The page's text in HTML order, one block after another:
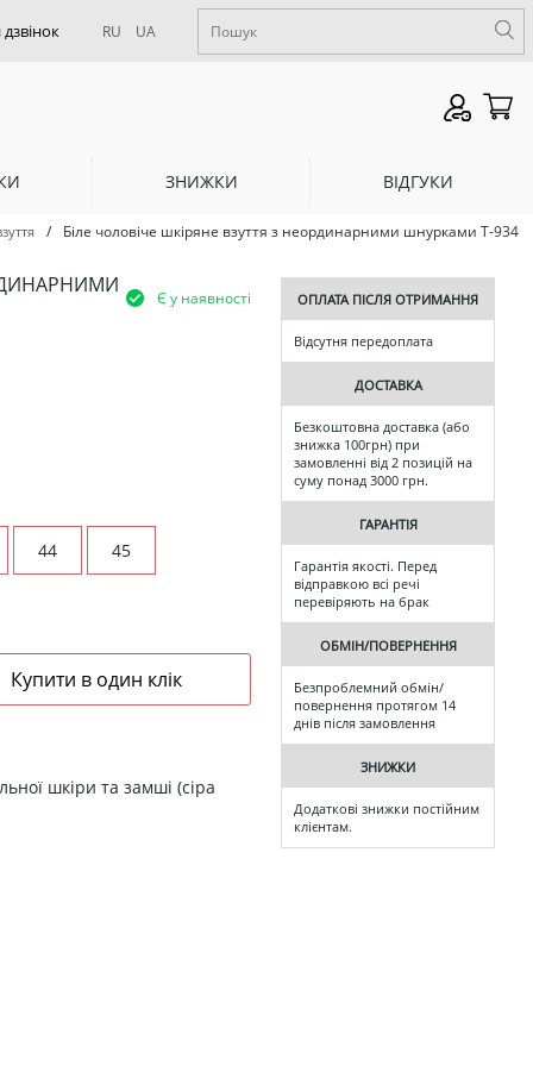
RU UA
ЗНИЖКИ ВІДГУКИ
/ Біле чоловіче шкіряне взуття з неординарними шнурками Т-934
Є у наявності
44 45
шкіри та замші (сіра
ОПЛАТА ПІСЛЯ ОТРИМАННЯ
Відсутня передоплата
ДОСТАВКА
Безкоштовна доставка (або
знижка 100грн) при
замовленні від 2 позицій на
суму понад 3000 грн.
ГАРАНТІЯ
Гарантія якості. Перед
відправкою всі речі
перевіряють на брак
ОБМІН/ПОВЕРНЕННЯ
Безпроблемний обмін/
повернення протягом 14
днів після замовлення
ЗНИЖКИ
Додаткові знижки постійним
клієнтам.